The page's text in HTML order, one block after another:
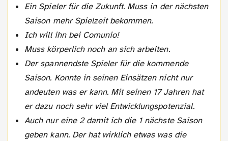
Ein Spieler für die Zukunft. Muss in der nächsten
Saison mehr Spielzeit bekommen.
Ich will ihn bei Comunio!
Muss körperlich noch an sich arbeiten.
Der spannendste Spieler für die kommende
Saison. Konnte in seinen Einsätzen nicht nur
andeuten was er kann. Mit seinen 17 Jahren hat
er dazu noch sehr viel Entwicklungspotenzial.
Auch nur eine 2 damit ich die 1 nächste Saison
geben kann. Der hat wirklich etwas was die